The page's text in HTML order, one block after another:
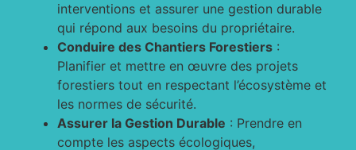
interventions et assurer une gestion durable
qui répond aux besoins du propriétaire.
Conduire des Chantiers Forestiers :
Planifier et mettre en œuvre des projets
forestiers tout en respectant l’écosystème et
les normes de sécurité.
Assurer la Gestion Durable : Prendre en
compte les aspects écologiques,